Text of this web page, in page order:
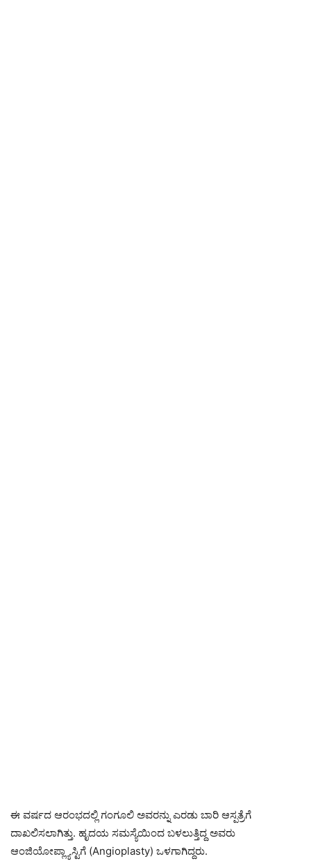
ಈ ವರ್ಷದ ಆರಂಭದಲ್ಲಿ ಗಂಗೂಲಿ ಅವರನ್ನು ಎರಡು ಬಾರಿ ಆಸ್ಪತ್ರೆಗೆ
ದಾಖಲಿಸಲಾಗಿತ್ತು. ಹೃದಯ ಸಮಸ್ಯೆಯಿಂದ ಬಳಲುತ್ತಿದ್ದ ಅವರು
ಆಂಜಿಯೋಪ್ಲ್ಯಾಸ್ಟಿಗೆ (Angioplasty) ಒಳಗಾಗಿದ್ದರು.